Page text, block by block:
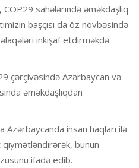
sahələrində əməkdaşlıq
başçısı da öz növbəsində
inkişaf etdirməkdə
çərçivəsində Azərbaycan və
əməkdaşlıqdan
Azərbaycanda insan haqları ilə
qiymətləndirərək, bunun
ifadə edib.